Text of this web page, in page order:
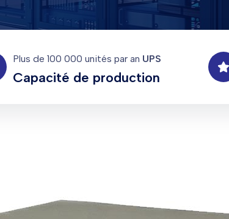
Plus de 100 000 unités par an UPS
Capacité de production